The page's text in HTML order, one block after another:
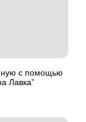
с помощью
Лавка”